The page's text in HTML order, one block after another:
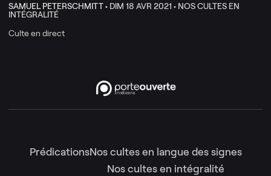
SAMUEL PETERSCHMITT • DIM 18 AVR 2021 • NOS CULTES EN
INTÉGRALITÉ
Culte en direct
PrédicationsNos cultes en langue des signes
Nos cultes en intégralité